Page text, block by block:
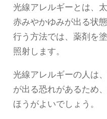
光線アレルギーとは、
赤みやかゆみが出る状
行う方法では、薬剤を
照射します。
光線アレルギーの人は
が出る恐れがあるため
ほうがよいでしょう。